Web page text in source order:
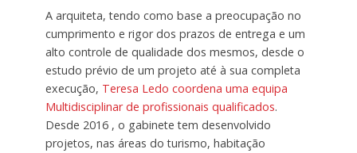
A arquiteta, tendo como base a preocupação no
cumprimento e rigor dos prazos de entrega e um
alto controle de qualidade dos mesmos, desde o
estudo prévio de um projeto até à sua completa
execução, Teresa Ledo coordena uma equipa
Multidisciplinar de profissionais qualificados.
Desde 2016 , o gabinete tem desenvolvido
projetos, nas áreas do turismo, habitação